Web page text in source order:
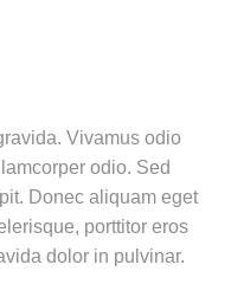
Vivamus odio
odio. Sed
Donec aliquam eget
porttitor eros
dolor in pulvinar.